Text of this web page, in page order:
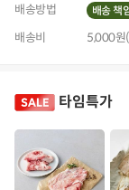
배송방법 배송 책
배송비
5,000원
타임특가